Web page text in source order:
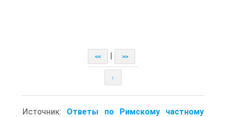
<< >>
↑
Источник: Ответы по Римскому частному